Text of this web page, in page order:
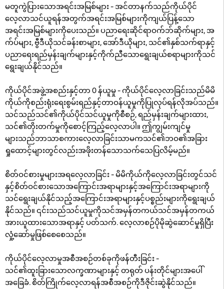
မတူကွဲပြားသောအရင်းအမြစ်များ - အင်တာနက်သည်ကိုယ်ပိုင်
လေ့လာသင်ယူရန်အတွက်အရင်းအမြစ်များကိုကျယ်ပြန့်သော
အရင်းအမြစ်များကိုပေးသည်။ ပညာရေးဆိုင်ရာဝက်ဘ်ဆိုက်များ, အ
က်ပ်များ, ဗွီဒီယိုသင်ခန်းစာများ, အော်ဒီယိုများ, သင်၏နှစ်သက်ရာနှင့်
ပညာရေးရည်မှန်းချက်များနှင့်ကိုက်ညီသောရွေးချယ်စရာများကိုသင်
ရွေးချယ်နိုင်သည်။
ကိုယ်ပိုင်အဖွဲ့အစည်းနှင့်တာ 0 န်ယူမှု - ကိုယ်ပိုင်လေ့လာခြင်းသည်မိမိ
ကိုယ်ကိုစည်းရုံးရေးစွမ်းရည်နှင့်တာဝန်ယူမှုကိုပြုလုပ်ရန်လိုအပ်သည်။
သင်သည်သင်၏ကိုယ်ပိုင်သင်ယူမှုကိုစီစဉ်, ရည်မှန်းချက်များထား,
သင်၏တိုးတက်မှုကိုစောင့်ကြည့်လေ့လာပါ။ ဤကျွမ်းကျင်မှု
များသည်ဘာသာစကားလေ့လာခြင်းသာမကသင်၏ဘဝ၏အခြား
ရှုထောင့်များတွင်လည်းအဖိုးတန်သောသက်သေပြလိမ့်မည်။
စိတ်ဝင်စားမှုများအရလေ့လာခြင်း - မိမိကိုယ်ကိုလေ့လာခြင်းတွင်သင်
နှင့်စိတ်ဝင်စားသောအကြောင်းအရာများနှင့်အကြောင်းအရာများကို
သင်ရွေးချယ်နိုင်သည့်အကြောင်းအရာများနှင့်ပစ္စည်းများကိုရွေးချယ်
နိုင်သည်။ ၎င်းသည်သင်ယူမှုကိုသင်အမှန်တကယ်သင်အမှန်တကယ်
အားယူထားသောအရာနှင့် ပတ်သက်. လေ့လာစဉ်ပိုမိုဆွဲဆောင်မှုရှိပြီး
လှုံ့ဆော်မှုဖြစ်စေစေသည်။
ကိုယ်ပိုင်လေ့လာမှုအစီအစဉ်တစ်ခုကိုဖန်တီးခြင်း -
သင်၏ထူးခြားသောလက္ခဏာများနှင့် တရုတ် ပန်းတိုင်များအပေါ်
အခြေခံ. စိတ်ကြိုက်လေ့လာရန်အစီအစဉ်ကိုဒီဇိုင်းဆွဲနိုင်သည်။